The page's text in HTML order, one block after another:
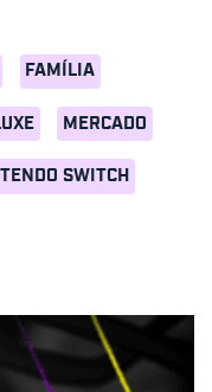
FAMÍLIA
MERCADO
SWITCH